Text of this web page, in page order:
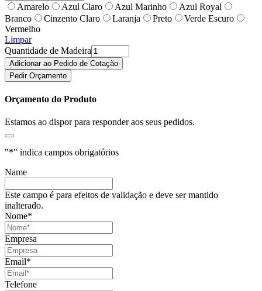
Amarelo Azul Claro Azul Marinho
Azul Royal
Branco
Cinzento Claro Laranja Preto
Verde Escuro
Vermelho
Limpar
Quantidade de Madeira
Adicionar ao Pedido de Cotação
Pedir Orçamento
Orçamento do Produto
Estamos ao dispor para responder aos seus pedidos.
"*" indica campos obrigatórios
Name
Este campo é para efeitos de validação e deve ser mantido
inalterado.
Nome*
Empresa
Email*
Telefone